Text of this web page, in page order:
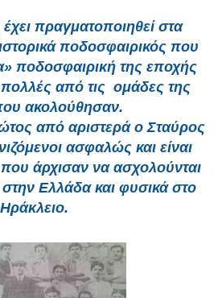
πραγματοποιηθεί στα
ποδοσφαιρικός που
ποδοσφαιρική της εποχής
από τις ομάδες της
ακολούθησαν.
από αριστερά ο Σταύρος
ασφαλώς και είναι
άρχισαν να ασχολούνται
Ελλάδα και φυσικά στο
Ηράκλειο.